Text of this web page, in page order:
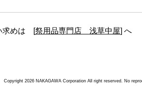
求めは [祭用品専門店 浅草中屋] へ
Copyright 2026 NAKAGAWA Corporation All right reserved. No